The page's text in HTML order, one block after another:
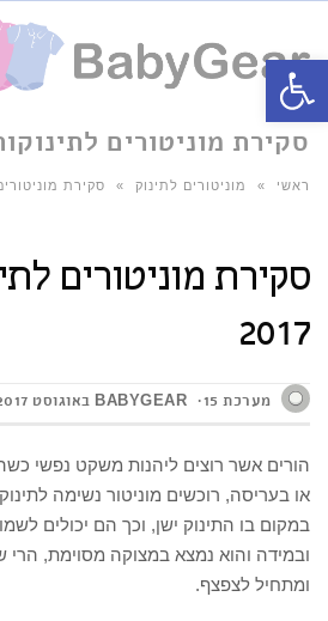
סקירת מוניטורים לתינוקות
ראשי » מוניטורים לתינוק » סקירת מוניטורים
סקירת מוניטורים
2017
מערכת BABYGEAR 15 באוגוסט 2017
הורים אשר רוצים ליהנות משקט נפשי
או בעריסה, רוכשים מוניטור נשימה
במקום בו התינוק ישן, וכך הם יכולים
ובמידה והוא נמצא במצוקה מסוימת, הרי
ומתחיל לצפצף.
פתח סרגל נגישות